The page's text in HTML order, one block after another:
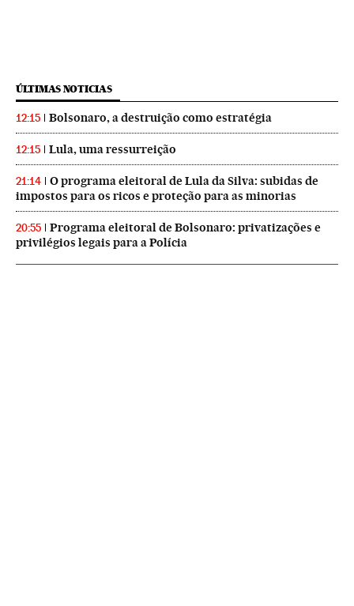
ÚLTIMAS NOTICIAS
12:15 Bolsonaro, a destruição como estratégia
12:15 Lula, uma ressurreição
21:14
O programa eleitoral de Lula da Silva: subidas de
impostos para os ricos e proteção para as minorias
20:55
Programa eleitoral de Bolsonaro: privatizações e
privilégios legais para a Polícia